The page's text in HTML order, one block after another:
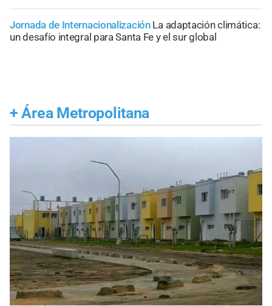
Jornada de Internacionalización La adaptación climática:
un desafío integral para Santa Fe y el sur global
+ Área Metropolitana